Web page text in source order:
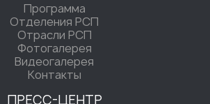
Программа
Отделения РСП
Отрасли РСП
Фотогалерея
Видеогалерея
Контакты
ПРЕСС-ЦЕНТР